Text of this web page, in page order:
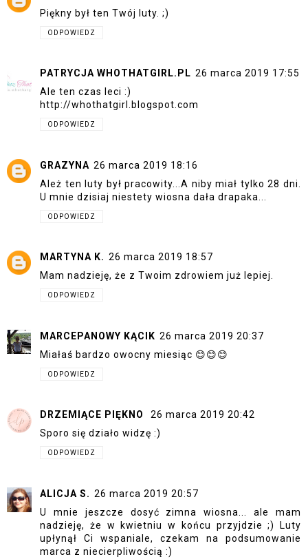
Piękny był ten Twój luty. ;)
ODPOWIEDZ
PATRYCJA WHOTHATGIRL.PL 26 marca 2019 17:55
Ale ten czas leci :)
http://whothatgirl.blogspot.com
ODPOWIEDZ
GRAZYNA 26 marca 2019 18:16
Ależ ten luty był pracowity...A niby miał tylko 28 dni.
U mnie dzisiaj niestety wiosna dała drapaka...
ODPOWIEDZ
MARTYNA K. 26 marca 2019 18:57
Mam nadzieję, że z Twoim zdrowiem już lepiej.
ODPOWIEDZ
MARCEPANOWY KĄCIK 26 marca 2019 20:37
Miałaś bardzo owocny miesiąc 😊😊😊
ODPOWIEDZ
DRZEMIĄCE PIĘKNO
26 marca 2019 20:42
Sporo się działo widzę :)
ODPOWIEDZ
ALICJA S. 26 marca 2019 20:57
U mnie jeszcze dosyć zimna wiosna... ale mam
nadzieję, że w kwietniu w końcu przyjdzie ;) Luty
upłynął Ci wspaniale, czekam na podsumowanie
marca z niecierpliwością :)